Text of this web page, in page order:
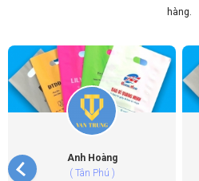
14/06/2026
Địa Chỉ In Túi
Văn Trung
14/06/2026
hàng.
Anh Hoàng
( Tân Phú )